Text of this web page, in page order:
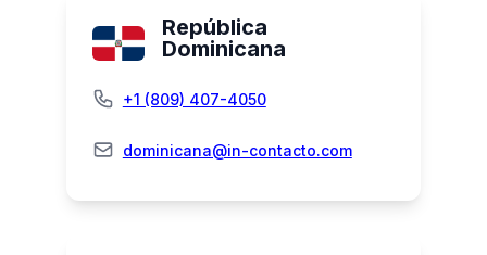
República
Dominicana
+1 (809) 407-4050
dominicana@in-contacto.com